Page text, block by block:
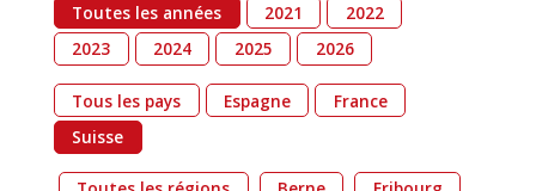
Toutes les années 2021
2022
2023
2024 2025 2026
Tous les pays Espagne
France
Suisse
ChatBot de MyCharly Agent IA
Hello! Que désirez-vous savoir ?